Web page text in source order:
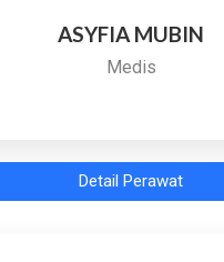
ASYFIA MUBIN
Medis
Detail Perawat